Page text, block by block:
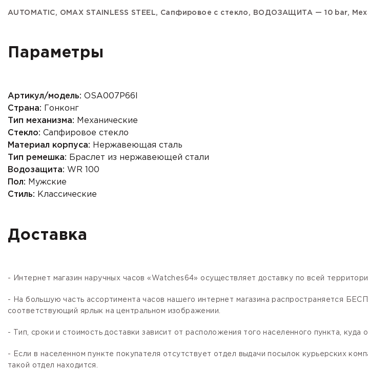
AUTOMATIC, OMAX STAINLESS STEEL, Сапфировое с стекло, ВОДОЗАЩИТА — 10 bar,
Параметры
Артикул/модель: OSA007P66I
Страна: Гонконг
Тип механизма: Механические
Стекло: Сапфировое стекло
Материал корпуса: Нержавеющая сталь
Тип ремешка: Браслет из нержавеющей стали
Водозащита: WR 100
Пол: Мужские
Стиль: Классические
Доставка
- Интернет магазин наручных часов «Watches64» осуществляет доставку по всей
- На большую часть ассортимента часов нашего интернет магазина распространяется
соответствующий ярлык на центральном изображении.
- Тип, сроки и стоимость доставки зависит от расположения того населенного пункта, куда
- Если в населенном пункте покупателя отсутствует отдел выдачи посылок курьерских
такой отдел находится.